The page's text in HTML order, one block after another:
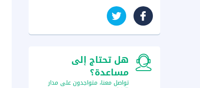
هل تحتاج إلى
مساعدة؟
تواصل معنا، متواجدون على مدار